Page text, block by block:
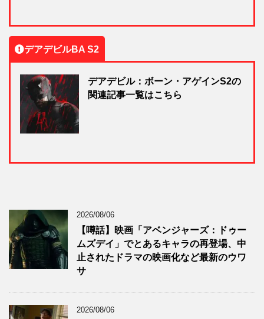
デアデビルBA S2
デアデビル：ボーン・アゲインS2の
関連記事一覧はこちら
2026/08/06
【噂話】映画「アベンジャーズ：ドゥー
ムズデイ」でとあるキャラの再登場、中
止されたドラマの映画化など最新のウワ
サ
2026/08/06